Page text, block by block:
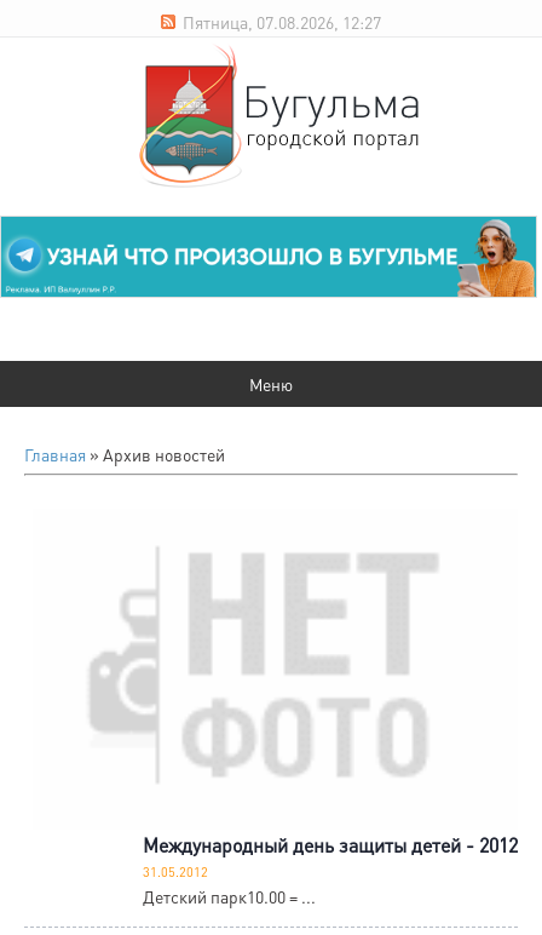
Пятница, 07.08.2026, 12:27
Главная » Архив новостей
Международный день защиты детей - 2012
31.05.2012
Детский парк10.00 = ...